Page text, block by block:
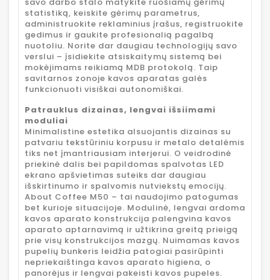
statistiką, keiskite gėrimų parametrus,
administruokite reklaminius įrašus, registruokite
gedimus ir gaukite profesionalią pagalbą
nuotoliu. Norite dar daugiau technologijų savo
verslui – įsidiekite atsiskaitymų sistemą bei
mokėjimams reikiamą MDB protokolą. Taip
savitarnos zonoje kavos aparatas galės
funkcionuoti visiškai autonomiškai.
Patrauklus dizainas, lengvai išsiimami
moduliai
Minimalistine estetika alsuojantis dizainas su
patvariu tekstūriniu korpusu ir metalo detalėmis
tiks net įmantriausiam interjerui. O veidrodinė
priekinė dalis bei papildomas spalvotas LED
ekrano apšvietimas suteiks dar daugiau
išskirtinumo ir spalvomis nutviekstų emocijų.
About Coffee M50 – tai naudojimo patogumas
bet kurioje situacijoje. Modulinė, lengvai ardoma
kavos aparato konstrukcija palengvina kavos
aparato aptarnavimą ir užtikrina greitą prieigą
prie visų konstrukcijos mazgų. Nuimamas kavos
pupelių bunkeris leidžia patogiai pasirūpinti
nepriekaištinga kavos aparato higiena, o
panorėjus ir lengvai pakeisti kavos pupeles.